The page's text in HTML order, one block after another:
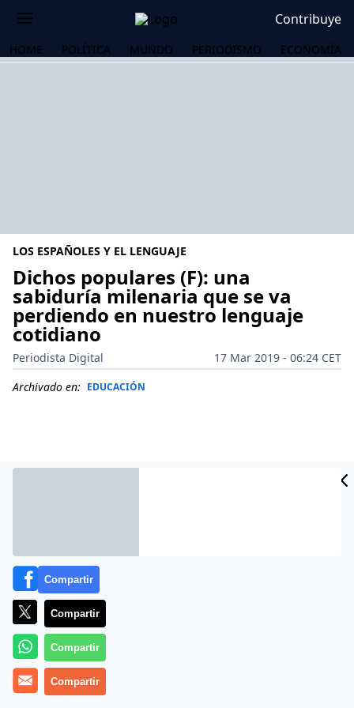
Contribuye
HOME POLÍTICA MUNDO PERIODISMO ECONOMÍA
LOS ESPAÑOLES Y EL LENGUAJE
Dichos populares (F): una
sabiduría milenaria que se va
perdiendo en nuestro lenguaje
cotidiano
Periodista Digital
17 Mar 2019 - 06:24 CET
Archivado en: EDUCACIÓN
Más información
Compartir
Compartir
Compartir
Compartir